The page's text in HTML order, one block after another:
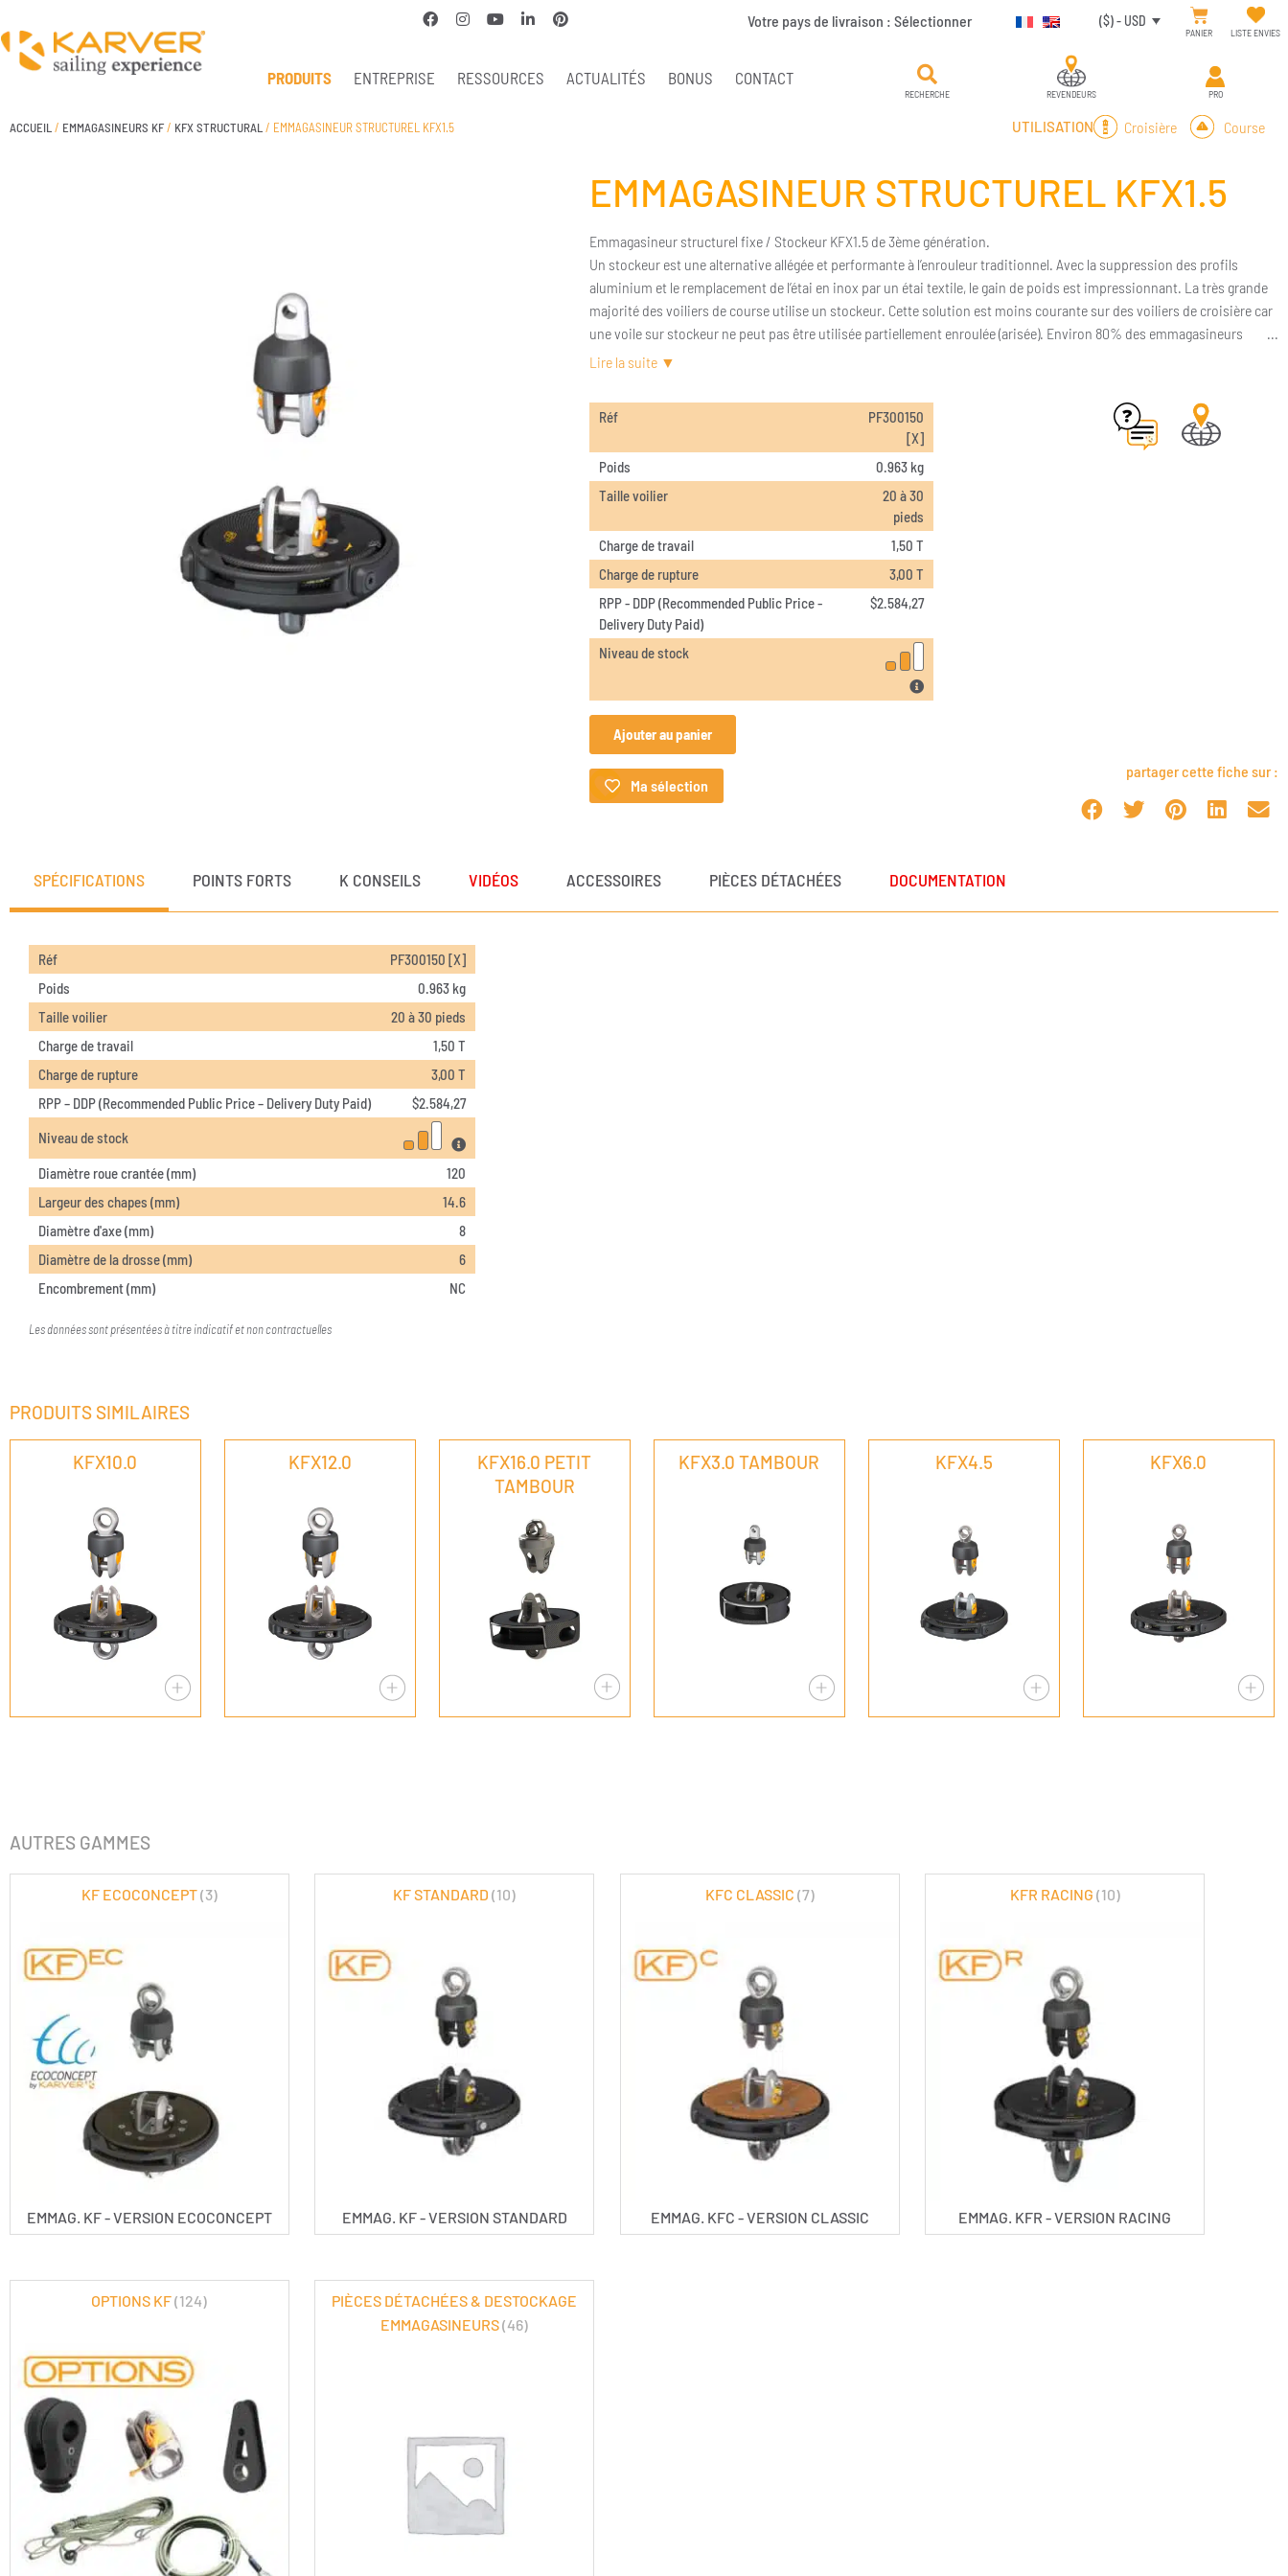
Votre pays de livraison : Sélectionner ($) - USD
PANIER LISTE ENVIES
PRODUITS ENTREPRISE RESSOURCES ACTUALITÉS BONUS CONTACT
RECHERCHE REVENDEURS PRO
ACCUEIL / EMMAGASINEURS KF/ KFX STRUCTURAL / EMMAGASINEUR STRUCTUREL KFX1.5 UTILISATION Croisière Course
EMMAGASINEUR STRUCTUREL KFX1.5
Emmagasineur structurel fixe / Stockeur KFX1.5 de 3ème génération.
Un stockeur est une alternative allégée et performante à l’enrouleur traditionnel. Avec la suppression des profils
aluminium et le remplacement de l’étai en inox par un étai textile, le gain de poids est impressionnant. La très grande
majorité des voiliers de course utilise un stockeur. Cette solution est moins courante sur des voiliers de croisière car
une voile sur stockeur ne peut pas être utilisée partiellement enroulée (arisée). Environ 80% des emmagasineurs
structurels sont vendus en version tambour au lieu de la roue crantée.
Réf
PF300150
[X]
Poids
0.963 kg
Taille voilier
20 à 30
pieds
Charge de travail
1,50 T
Charge de rupture
3,00 T
RPP - DDP (Recommended Public Price -
Delivery Duty Paid)
$2.584,27
Niveau de stock
Ajouter au panier
Ma sélection
partager cette fiche sur :
SPÉCIFICATIONS POINTS FORTS K CONSEILS VIDÉOS ACCESSOIRES PIÈCES DÉTACHÉES DOCUMENTATION
Réf
PF300150 [X]
Poids
0.963 kg
Taille voilier
20 à 30 pieds
Charge de travail
1,50 T
Charge de rupture
3,00 T
RPP – DDP (Recommended Public Price – Delivery Duty Paid)
$2.584,27
Niveau de stock
Diamètre roue crantée (mm)
120
Largeur des chapes (mm)
14.6
Diamètre d'axe (mm)
8
Diamètre de la drosse (mm)
6
Encombrement (mm)
NC
Les données sont présentées à titre indicatif et non contractuelles
PRODUITS SIMILAIRES
KFX10.0 KFX12.0
KFX16.0 PETIT
TAMBOUR
KFX3.0 TAMBOUR KFX4.5 KFX6.0
AUTRES GAMMES
EMMAG. KF - VERSION ECOCONCEPT
KF ECOCONCEPT(3)
EMMAG. KF - VERSION STANDARD
KF STANDARD(10)
EMMAG. KFC - VERSION CLASSIC
KFC CLASSIC (7)
EMMAG. KFR - VERSION RACING
KFR RACING (10)
OPTIONS KF(124)
PIÈCES DÉTACHÉES & DESTOCKAGE
EMMAGASINEURS(46)